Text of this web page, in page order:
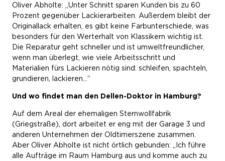
Oliver Abholte: „Unter Schnitt sparen Kunden bis zu 60
Prozent gegenüber Lackierarbeiten. Außerdem bleibt der
Originallack erhalten, es gibt keine Farbunterschiede, was
besonders für den Werterhalt von Klassikern wichtig ist.
Die Reparatur geht schneller und ist umweltfreundlicher,
wenn man überlegt, wie viele Arbeitsschritt und
Materialien fürs Lackieren nötig sind: schleifen, spachteln,
grundieren, lackieren…“
Und wo findet man den Dellen-Doktor in Hamburg?
Auf dem Areal der ehemaligen Sternwollfabrik
(Griegstraße), dort arbeitet er eng mit der Garage 3 und
anderen Unternehmen der Oldtimerszene zusammen.
Aber Oliver Abholte ist nicht örtlich gebunden: „Ich führe
alle Aufträge im Raum Hamburg aus und komme auch zu